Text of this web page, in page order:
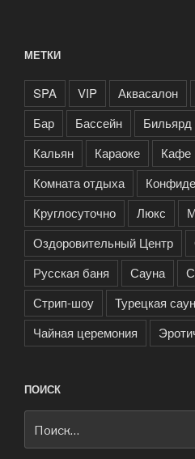
МЕТКИ
SPA VIP Аквасалон
Бар
Бассейн Бильярд
Кальян
Караоке Кафе
Комната отдыха
Круглосуточно
Люкс
Оздоровительный Центр
Русская баня
Сауна
Стрип-шоу
Турецкая
Чайная церемония
ПОИСК